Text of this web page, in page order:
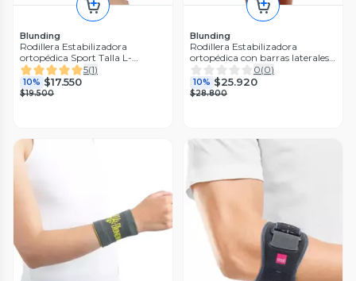
Blunding
Rodillera Estabilizadora
ortopédica Sport Talla L-
Blunding
5(1)
10% $17.550
$19.500
Blunding
Rodillera Estabilizadora
ortopédica con barras laterales
Talla XL-Blunding
0(0)
10% $25.920
$28.800